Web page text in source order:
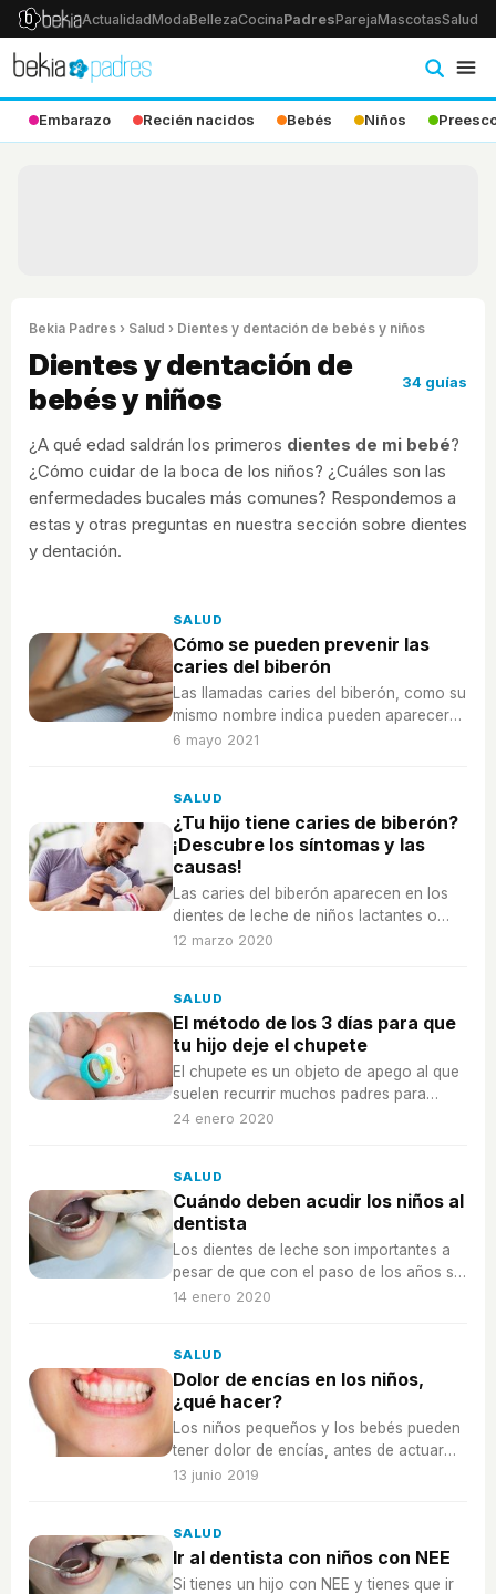
ActualidadModaBellezaCocinaPadresParejaMascotasSalud
Embarazo Recién nacidos Bebés Niños
Bekia Padres › Salud › Dientes y dentación de bebés y niños
Dientes y dentación de
bebés y niños
34 guías
¿A qué edad saldrán los primeros dientes de mi bebé?
¿Cómo cuidar de la boca de los niños? ¿Cuáles son las
enfermedades bucales más comunes? Respondemos a
estas y otras preguntas en nuestra sección sobre dientes
y dentación.
SALUD
Cómo se pueden prevenir las
caries del biberón
Las llamadas caries del biberón, como su
mismo nombre indica pueden aparecer
en los dientes de leche del bebé
6 mayo 2021
SALUD
¿Tu hijo tiene caries de biberón?
¡Descubre los síntomas y las
causas!
Las caries del biberón aparecen en los
dientes de leche de niños lactantes o
que suelen toman el biberón.
12 marzo 2020
SALUD
El método de los 3 días para que
tu hijo deje el chupete
El chupete es un objeto de apego al que
suelen recurrir muchos padres para
conseguir que el pequeño se relaje.
24 enero 2020
SALUD
Cuándo deben acudir los niños al
dentista
Los dientes de leche son importantes a
pesar de que con el paso de los años se
caigan por los dientes definitivos.
14 enero 2020
SALUD
Dolor de encías en los niños,
¿qué hacer?
Los niños pequeños y los bebés pueden
tener dolor de encías, antes de actuar
debes entender por qué les puede
13 junio 2019
SALUD
Ir al dentista con niños con NEE
Si tienes un hijo con NEE y tienes que ir